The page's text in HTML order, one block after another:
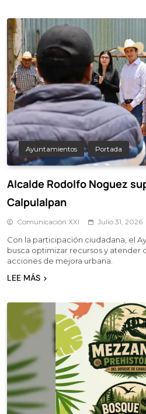
Ayuntamientos Portada
Alcalde Rodolfo Noguez
Calpulalpan
Comunicación XXI Julio 31, 2026
Con la participación ciudadana, el
busca optimizar recursos y atender
acciones de mejora urbana.
LEE MÁS